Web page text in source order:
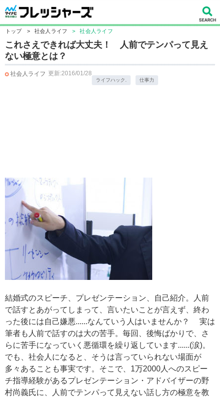
トップ > 社会人ライフ > 社会人ライフ
これさえできれば大丈夫！ 人前でテンパって見え
ない極意とは？
社会人ライフ 更新:2016/01/28
ライフハック. 仕事力
結婚式のスピーチ、プレゼンテーション、自己紹介。人前
で話すとあがってしまって、言いたいことが言えず、終わ
った後には自己嫌悪......なんていう人はいませんか？ 実は
筆者も人前で話すのは大の苦手。毎回、後悔ばかりで、さ
らに苦手になっていく悪循環を繰り返しています......(涙)。
でも、社会人になると、そうは言っていられない場面が
多々あることも事実です。そこで、1万2000人へのスピー
チ指導経験があるプレゼンテーション・アドバイザーの野
村尚義氏に、人前でテンパって見えない話し方の極意を教